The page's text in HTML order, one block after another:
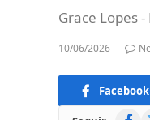
Grace Lopes
10/06/2026
Facebook